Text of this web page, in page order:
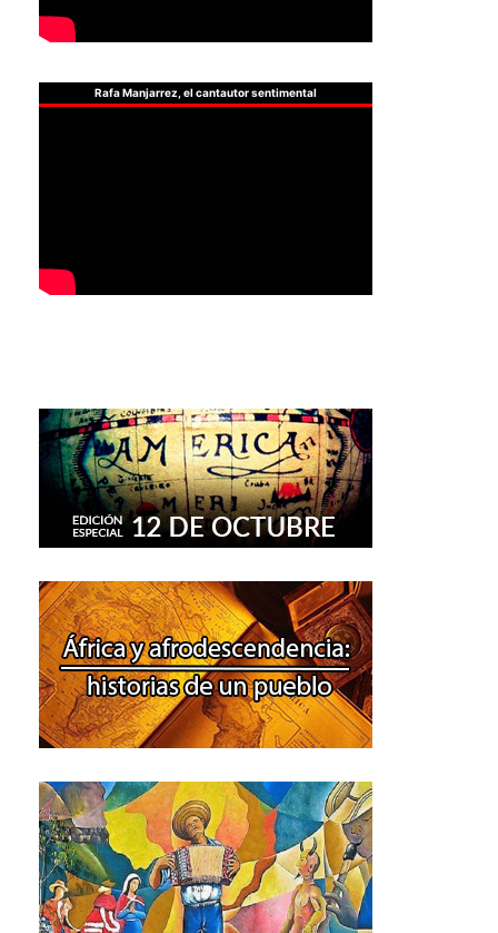
Rafa Manjarrez, el cantautor sentimental